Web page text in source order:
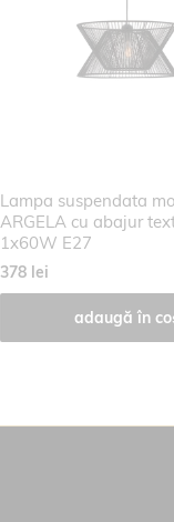
Lampa suspendata
ARGELA cu abajur
1x60W E27
378 lei
adaugă în